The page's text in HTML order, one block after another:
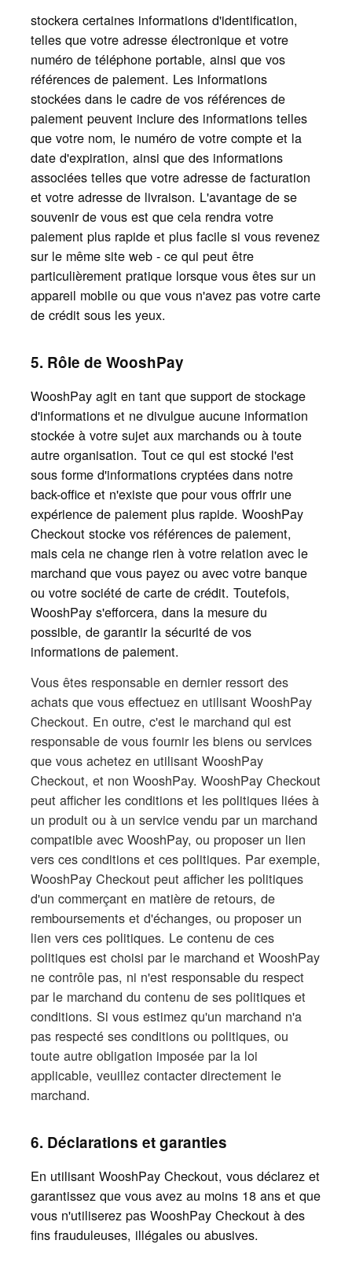
stockera certaines informations d'identification,
telles que votre adresse électronique et votre
numéro de téléphone portable, ainsi que vos
références de paiement. Les informations
stockées dans le cadre de vos références de
paiement peuvent inclure des informations telles
que votre nom, le numéro de votre compte et la
date d'expiration, ainsi que des informations
associées telles que votre adresse de facturation
et votre adresse de livraison. L'avantage de se
souvenir de vous est que cela rendra votre
paiement plus rapide et plus facile si vous revenez
sur le même site web - ce qui peut être
particulièrement pratique lorsque vous êtes sur un
appareil mobile ou que vous n'avez pas votre carte
de crédit sous les yeux.
5. Rôle de WooshPay
WooshPay agit en tant que support de stockage
d'informations et ne divulgue aucune information
stockée à votre sujet aux marchands ou à toute
autre organisation. Tout ce qui est stocké l'est
sous forme d'informations cryptées dans notre
back-office et n'existe que pour vous offrir une
expérience de paiement plus rapide. WooshPay
Checkout stocke vos références de paiement,
mais cela ne change rien à votre relation avec le
marchand que vous payez ou avec votre banque
ou votre société de carte de crédit. Toutefois,
WooshPay s'efforcera, dans la mesure du
possible, de garantir la sécurité de vos
informations de paiement.
Vous êtes responsable en dernier ressort des
achats que vous effectuez en utilisant WooshPay
Checkout. En outre, c'est le marchand qui est
responsable de vous fournir les biens ou services
que vous achetez en utilisant WooshPay
Checkout, et non WooshPay. WooshPay Checkout
peut afficher les conditions et les politiques liées à
un produit ou à un service vendu par un marchand
compatible avec WooshPay, ou proposer un lien
vers ces conditions et ces politiques. Par exemple,
WooshPay Checkout peut afficher les politiques
d'un commerçant en matière de retours, de
remboursements et d'échanges, ou proposer un
lien vers ces politiques. Le contenu de ces
politiques est choisi par le marchand et WooshPay
ne contrôle pas, ni n'est responsable du respect
par le marchand du contenu de ses politiques et
conditions. Si vous estimez qu'un marchand n'a
pas respecté ses conditions ou politiques, ou
toute autre obligation imposée par la loi
applicable, veuillez contacter directement le
marchand.
6. Déclarations et garanties
En utilisant WooshPay Checkout, vous déclarez et
garantissez que vous avez au moins 18 ans et que
vous n'utiliserez pas WooshPay Checkout à des
fins frauduleuses, illégales ou abusives.